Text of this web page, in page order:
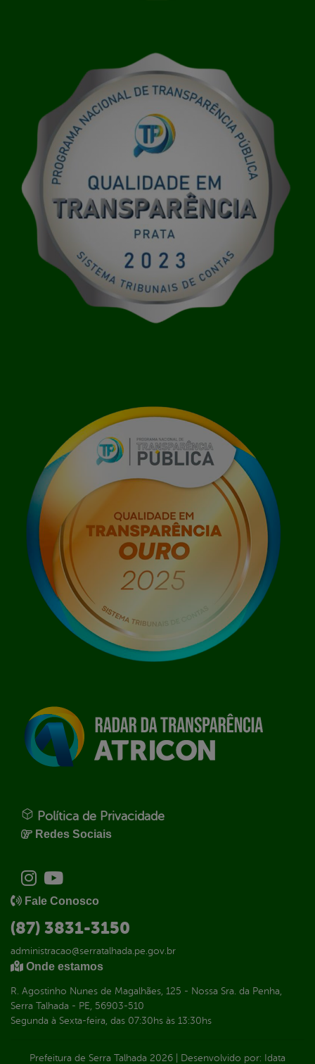
Política de Privacidade
Redes Sociais
Fale Conosco
(87) 3831-3150
administracao@serratalhada.pe.gov.br
Onde estamos
R. Agostinho Nunes de Magalhães, 125 - Nossa Sra. da Penha,
Serra Talhada - PE, 56903-510
Segunda à Sexta-feira, das 07:30hs às 13:30hs
Prefeitura de Serra Talhada 2026 Desenvolvido por: Idata